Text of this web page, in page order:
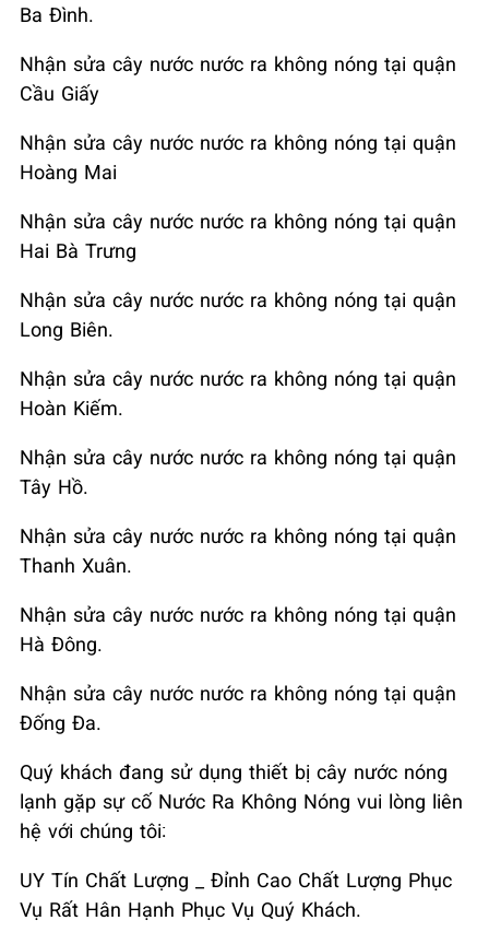
Ba Đình.
Nhận sửa cây nước nước ra không nóng tại quận
Cầu Giấy
Nhận sửa cây nước nước ra không nóng tại quận
Hoàng Mai
Nhận sửa cây nước nước ra không nóng tại quận
Hai Bà Trưng
Nhận sửa cây nước nước ra không nóng tại quận
Long Biên.
Nhận sửa cây nước nước ra không nóng tại quận
Hoàn Kiếm.
Nhận sửa cây nước nước ra không nóng tại quận
Tây Hồ.
Nhận sửa cây nước nước ra không nóng tại quận
Thanh Xuân.
Nhận sửa cây nước nước ra không nóng tại quận
Hà Đông.
Nhận sửa cây nước nước ra không nóng tại quận
Đống Đa.
Quý khách đang sử dụng thiết bị cây nước nóng
lạnh gặp sự cố Nước Ra Không Nóng vui lòng liên
hệ với chúng tôi:
UY Tín Chất Lượng _ Đỉnh Cao Chất Lượng Phục
Vụ Rất Hân Hạnh Phục Vụ Quý Khách.